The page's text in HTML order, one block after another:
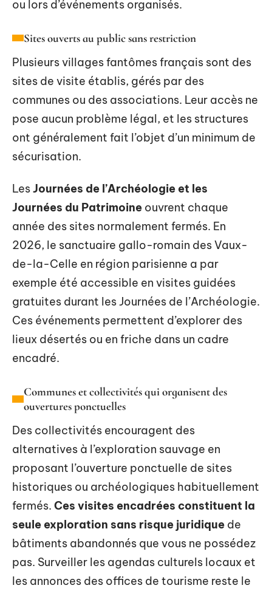
ou lors d’événements organisés.
Sites ouverts au public sans restriction
Plusieurs villages fantômes français sont des
sites de visite établis, gérés par des
communes ou des associations. Leur accès ne
pose aucun problème légal, et les structures
ont généralement fait l’objet d’un minimum de
sécurisation.
LesJournées de l’Archéologie et les
Journées du Patrimoine ouvrent chaque
année des sites normalement fermés. En
2026, le sanctuaire gallo-romain des Vaux-
de-la-Celle en région parisienne a par
exemple été accessible en visites guidées
gratuites durant les Journées de l’Archéologie.
Ces événements permettent d’explorer des
lieux désertés ou en friche dans un cadre
encadré.
Communes et collectivités qui organisent des
ouvertures ponctuelles
Des collectivités encouragent des
alternatives à l’exploration sauvage en
proposant l’ouverture ponctuelle de sites
historiques ou archéologiques habituellement
fermés. Ces visites encadrées constituent la
seule exploration sans risque juridique de
bâtiments abandonnés que vous ne possédez
pas. Surveiller les agendas culturels locaux et
les annonces des offices de tourisme reste le